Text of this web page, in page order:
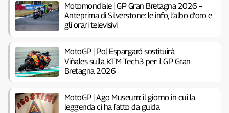
Motomondiale | GP Gran Bretagna 2026 –
Anteprima di Silverstone: le info, l’albo d’oro e
gli orari televisivi
MotoGP | Pol Espargaró sostituirà
Viñales sulla KTM Tech3 per il GP Gran
Bretagna 2026
MotoGP | Ago Museum: il giorno in cui la
leggenda ci ha fatto da guida